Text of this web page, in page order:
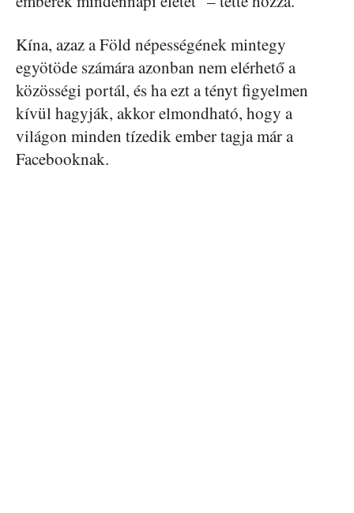
Kína, azaz a Föld népességének mintegy
egyötöde számára azonban nem elérhető a
közösségi portál, és ha ezt a tényt figyelmen
kívül hagyják, akkor elmondható, hogy a
világon minden tízedik ember tagja már a
Facebooknak.